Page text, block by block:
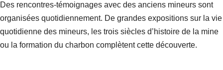
Des rencontres-témoignages avec des anciens mineurs sont
organisées quotidiennement. De grandes expositions sur la vie
quotidienne des mineurs, les trois siècles d’histoire de la mine
ou la formation du charbon complètent cette découverte.